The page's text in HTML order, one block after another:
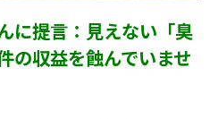
に提言：見えない「臭
の収益を蝕んでいませ